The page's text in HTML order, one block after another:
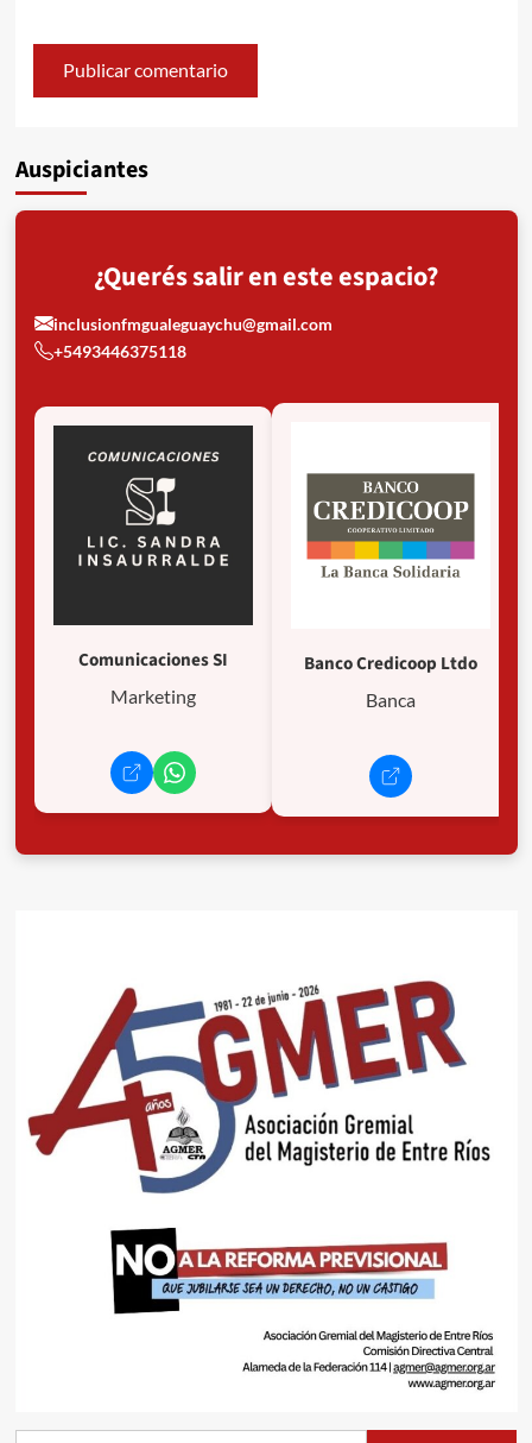
Auspiciantes
¿Querés salir en este espacio?
inclusionfmgualeguaychu@gmail.com
+5493446375118
Comunicaciones SI
Marketing
Banco Credicoop Ltdo
Banca